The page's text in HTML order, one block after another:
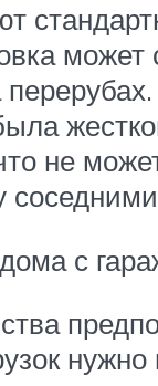
может
не
дома с